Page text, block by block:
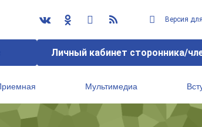
Версия
Личный кабинет сторонника/
Мультимедиа